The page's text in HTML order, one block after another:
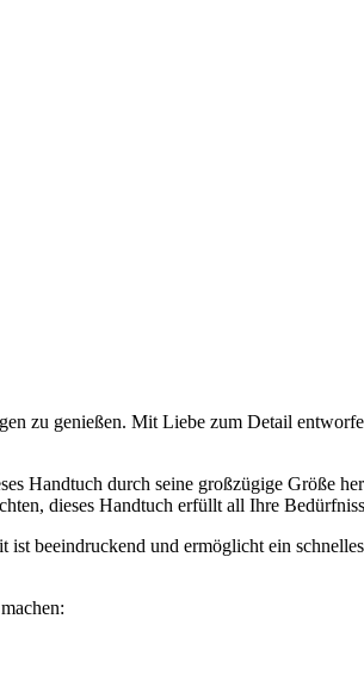
zu genießen. Mit Liebe zum Detail
Handtuch durch seine großzügige Größe
dieses Handtuch erfüllt all Ihre
beeindruckend und ermöglicht ein